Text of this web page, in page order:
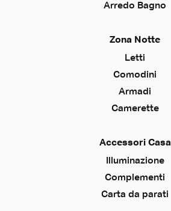
Arredo Bagno
Zona Notte
Letti
Comodini
Armadi
Camerette
Accessori Casa
Illuminazione
Complementi
Carta da parati